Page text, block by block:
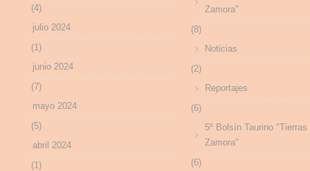
(4)
julio 2024
(1)
junio 2024
(7)
mayo 2024
(5)
abril 2024
(1)
Zamora"
(8)
Noticias
(2)
Reportajes
(6)
5º Bolsín Taurino "Tierras
Zamora"
(6)